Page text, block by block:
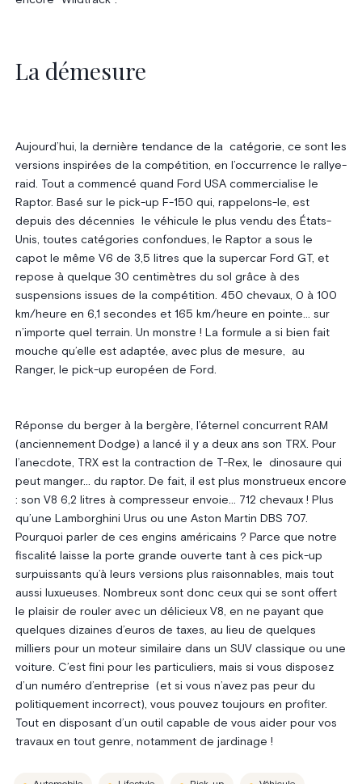
La démesure
Aujourd’hui, la dernière tendance de la catégorie, ce sont les
versions inspirées de la compétition, en l’occurrence le rallye-
raid. Tout a commencé quand Ford USA commercialise le
Raptor. Basé sur le pick-up F-150 qui, rappelons-le, est
depuis des décennies le véhicule le plus vendu des États-
Unis, toutes catégories confondues, le Raptor a sous le
capot le même V6 de 3,5 litres que la supercar Ford GT, et
repose à quelque 30 centimètres du sol grâce à des
suspensions issues de la compétition. 450 chevaux, 0 à 100
km/heure en 6,1 secondes et 165 km/heure en pointe… sur
n’importe quel terrain. Un monstre ! La formule a si bien fait
mouche qu’elle est adaptée, avec plus de mesure, au
Ranger, le pick-up européen de Ford.
Réponse du berger à la bergère, l’éternel concurrent RAM
(anciennement Dodge) a lancé il y a deux ans son TRX. Pour
l’anecdote, TRX est la contraction de T-Rex, le dinosaure qui
peut manger… du raptor. De fait, il est plus monstrueux encore
: son V8 6,2 litres à compresseur envoie… 712 chevaux ! Plus
qu’une Lamborghini Urus ou une Aston Martin DBS 707.
Pourquoi parler de ces engins américains ? Parce que notre
fiscalité laisse la porte grande ouverte tant à ces pick-up
surpuissants qu’à leurs versions plus raisonnables, mais tout
aussi luxueuses. Nombreux sont donc ceux qui se sont offert
le plaisir de rouler avec un délicieux V8, en ne payant que
quelques dizaines d’euros de taxes, au lieu de quelques
milliers pour un moteur similaire dans un SUV classique ou une
voiture. C’est fini pour les particuliers, mais si vous disposez
d’un numéro d’entreprise (et si vous n’avez pas peur du
politiquement incorrect), vous pouvez toujours en profiter.
Tout en disposant d’un outil capable de vous aider pour vos
travaux en tout genre, notamment de jardinage !